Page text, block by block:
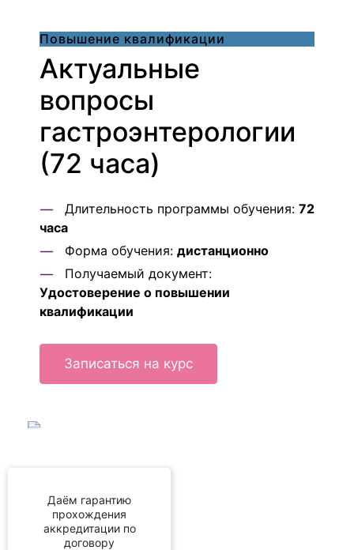
Повышение квалификации
Актуальные
вопросы
гастроэнтерологии
(72 часа)
Длительность программы обучения: 72
часа
Форма обучения: дистанционно
Получаемый документ:
Удостоверение о повышении
квалификации
Записаться на курс
Даём гарантию
прохождения
аккредитации по
договору